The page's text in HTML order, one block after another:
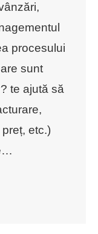
procesului
sunt
te ajută să
etc.)
…